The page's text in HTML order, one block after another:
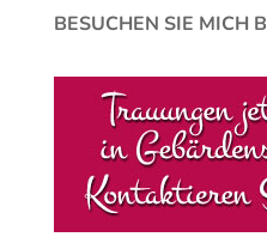
BESUCHEN SIE MICH